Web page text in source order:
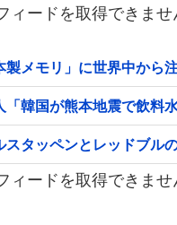
ィードを取得できませ
製メモリ」に世界中から
「韓国が熊本地震で飲料
スタッペンとレッドブル
ィードを取得できませ